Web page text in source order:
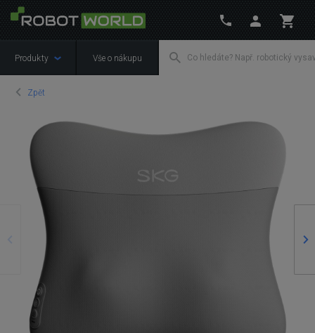
Produkty Vše o nákupu
Zpět
Předchozí